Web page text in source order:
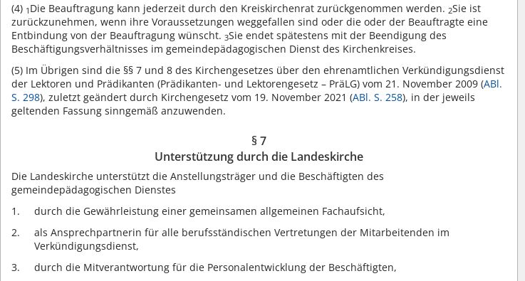
(4) 1 Die Beauftragung kann jederzeit durch den Kreiskirchenrat zurückgenommen werden. 2Sie ist
zurückzunehmen, wenn ihre Voraussetzungen weggefallen sind oder die oder der Beauftragte eine
Entbindung von der Beauftragung wünscht.3Sie endet spätestens mit der Beendigung des
Beschäftigungsverhältnisses im gemeindepädagogischen Dienst des Kirchenkreises.
(5) Im Übrigen sind die §§ 7 und 8 des Kirchengesetzes über den ehrenamtlichen Verkündigungsdienst
der Lektoren und Prädikanten (Prädikanten- und Lektorengesetz – PräLG) vom 21. November 2009 (ABl.
S. 298), zuletzt geändert durch Kirchengesetz vom 19. November 2021 (ABl. S. 258), in der jeweils
geltenden Fassung sinngemäß anzuwenden.
§ 7
Unterstützung durch die Landeskirche
Die Landeskirche unterstützt die Anstellungsträger und die Beschäftigten des
gemeindepädagogischen Dienstes
durch die Gewährleistung einer gemeinsamen allgemeinen Fachaufsicht,
als Ansprechpartnerin für alle berufsständischen Vertretungen der Mitarbeitenden im
Verkündigungsdienst,
durch die Mitverantwortung für die Personalentwicklung der Beschäftigten,